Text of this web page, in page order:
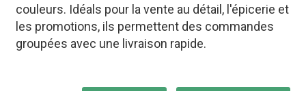
couleurs. Idéals pour la vente au détail, l'épicerie et
les promotions, ils permettent des commandes
groupées avec une livraison rapide.